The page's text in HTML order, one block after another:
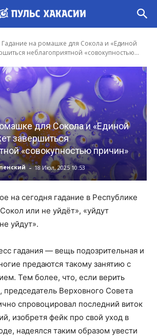
Гадание на ромашке для Сокола и «Единой
неблагоприятной «совокупностью...
для Сокола и «Единой
завершиться
«совокупностью причин»
- 18 Июл, 2025 10:53
на сегодня гадание в Республике
или не уйдёт», «уйдут
уйдут».
гадания — вещь подозрительная и
предаются такому занятию с
Тем более, что, если верить
Верховного Совета
спровоцировал последний виток
изобретя фейк про свой уход в
надеялся таким образом увести